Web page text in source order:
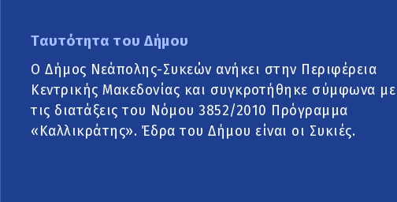
Ταυτότητα του Δήμου
Ο Δήμος Νεάπολης-Συκεών ανήκει στην Περιφέρεια
Κεντρικής Μακεδονίας και συγκροτήθηκε σύμφωνα με
τις διατάξεις του Νόμου 3852/2010 Πρόγραμμα
«Καλλικράτης». Έδρα του Δήμου είναι οι Συκιές.